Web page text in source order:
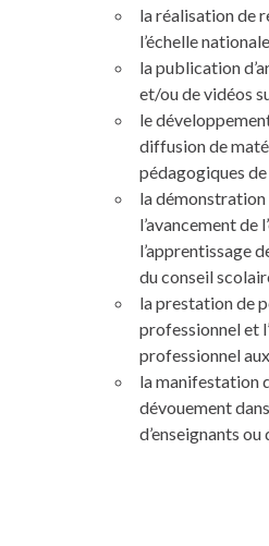
la réalisation de
l’échelle
la publication
et/ou de vidéos
le
diffusion de
pédagogiques
la démonstration
l’avancement de
l’apprentissage
du conseil
la prestation de
professionnel et
professionnel
la manifestation
dévouement
d’enseignants ou